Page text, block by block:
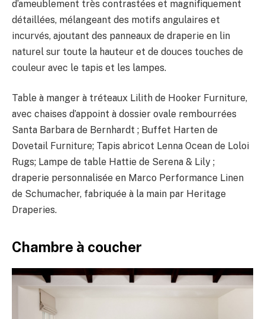
d’ameublement très contrastées et magnifiquement
détaillées, mélangeant des motifs angulaires et
incurvés, ajoutant des panneaux de draperie en lin
naturel sur toute la hauteur et de douces touches de
couleur avec le tapis et les lampes.
Table à manger à tréteaux Lilith de Hooker Furniture,
avec chaises d’appoint à dossier ovale rembourrées
Santa Barbara de Bernhardt ; Buffet Harten de
Dovetail Furniture; Tapis abricot Lenna Ocean de Loloi
Rugs; Lampe de table Hattie de Serena & Lily ;
draperie personnalisée en Marco Performance Linen
de Schumacher, fabriquée à la main par Heritage
Draperies.
Chambre à coucher